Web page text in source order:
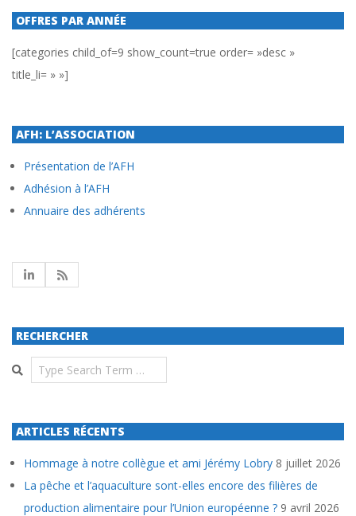
OFFRES PAR ANNÉE
[categories child_of=9 show_count=true order= »desc »
title_li= » »]
AFH: L’ASSOCIATION
Présentation de l’AFH
Adhésion à l’AFH
Annuaire des adhérents
RECHERCHER
Search
ARTICLES RÉCENTS
Hommage à notre collègue et ami Jérémy Lobry 8 juillet 2026
La pêche et l’aquaculture sont-elles encore des filières de
production alimentaire pour l’Union européenne ? 9 avril 2026